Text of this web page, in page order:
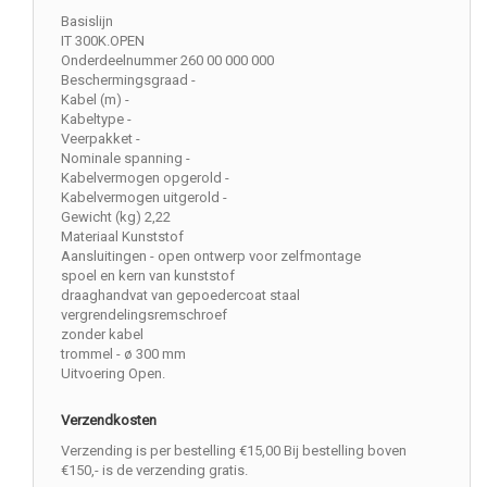
Basislijn
IT 300K.OPEN
Onderdeelnummer 260 00 000 000
Beschermingsgraad -
Kabel (m) -
Kabeltype -
Veerpakket -
Nominale spanning -
Kabelvermogen opgerold -
Kabelvermogen uitgerold -
Gewicht (kg) 2,22
Materiaal Kunststof
Aansluitingen - open ontwerp voor zelfmontage
spoel en kern van kunststof
draaghandvat van gepoedercoat staal
vergrendelingsremschroef
zonder kabel
trommel - ø 300 mm
Uitvoering Open.
Verzendkosten
Verzending is per bestelling €15,00 Bij bestelling boven
€150,- is de verzending gratis.